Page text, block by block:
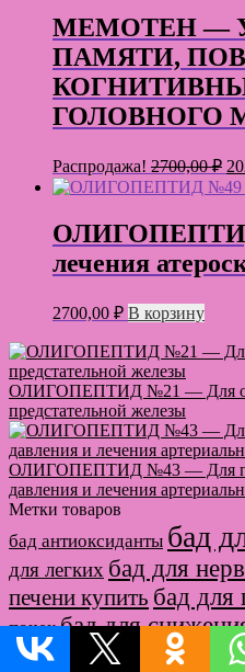
МЕМОТЕН —
ПАМЯТИ,
ГОЛОВНОГО
Распродажа! 2700,00₽
лечения
2700,00 ₽ В корзину
ОЛИГОПЕПТИД №21 — Для
предстательной железы
ОЛИГОПЕПТИД №43 — Для
давления и лечения
Метки товаров
бад антиоксиданты бад
для легких бад для
печени купить бад для
почек бад для
головного мозга
бад для